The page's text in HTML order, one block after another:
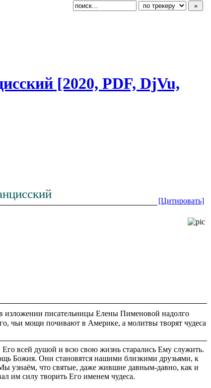
​кий [2020, PDF, DjVu,
[Цитировать]
писательницы Елены Пименовой надолго
чьи мощи почивают в Америке, а молитвы творят чудеса
всей душой и всю свою жизнь старались Ему служить.
Божия. Они становятся нашими близкими друзьями, к
узнаём, что святые, даже жившие давным-давно, как и
им силу творить Его именем чудеса.